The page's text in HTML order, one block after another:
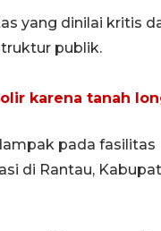
yang dinilai kritis
publik.
karena tanah
pada fasilitas
di Rantau,